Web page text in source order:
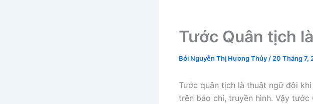
Tước Quân tịch
Bởi Nguyễn Thị Hương Thủy / 20 Tháng 7,
Tước quân tịch là thuật ngữ đôi
trên báo chí, truyền hình. Vậy